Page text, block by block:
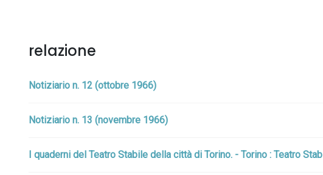
relazione
Notiziario n. 12 (ottobre 1966)
Notiziario n. 13 (novembre 1966)
I quaderni del Teatro Stabile della città di Torino. - Torino : Teatro